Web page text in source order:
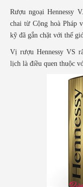
Rượu ngoại Hennessy
chai từ Cộng hoà Pháp
kỹ đã gắn chặt với thế
Vị rượu Hennessy VS
lịch là điều quen thuộc